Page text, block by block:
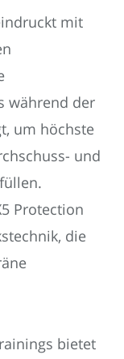
mit
während der
um höchste
und
Protection
die
bietet